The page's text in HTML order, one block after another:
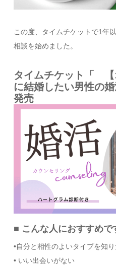
この度、タイムチケットで1年
相談を始めました。
タイムチケット「 【
に結婚したい男性の
発売
■ こんな人におすすめで
•自分と相性のよいタイプを知
• いい出会いがない